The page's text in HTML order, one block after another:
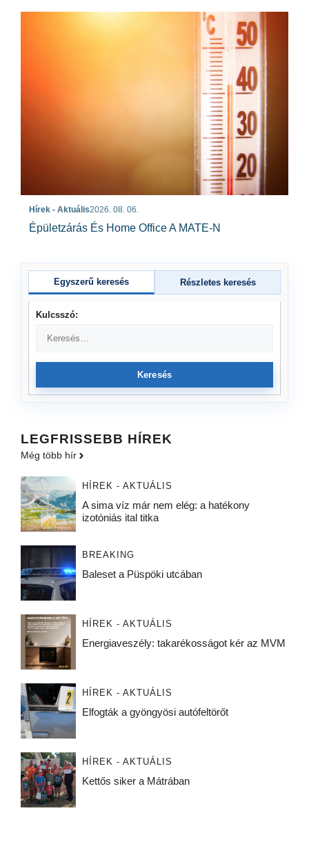
Hírek - Aktuális2026. 08. 06.
Épületzárás És Home Office A MATE-N
Egyszerű keresés Részletes keresés
Kulcsszó:
Keresés
LEGFRISSEBB HÍREK
Még több hír
HÍREK - AKTUÁLIS
A sima víz már nem elég: a hatékony
izotóniás ital titka
BREAKING
Baleset a Püspöki utcában
HÍREK - AKTUÁLIS
Energiaveszély: takarékosságot kér az MVM
HÍREK - AKTUÁLIS
Elfogták a gyöngyösi autófeltörőt
HÍREK - AKTUÁLIS
Kettős siker a Mátrában